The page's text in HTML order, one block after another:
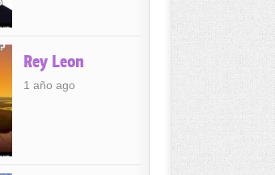
Rey Leon
1 año ago